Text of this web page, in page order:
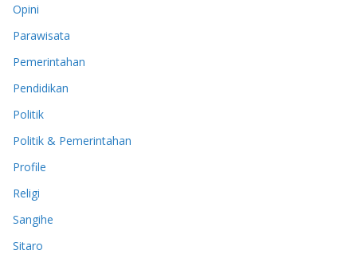
Opini
Parawisata
Pemerintahan
Pendidikan
Politik
Politik & Pemerintahan
Profile
Religi
Sangihe
Sitaro